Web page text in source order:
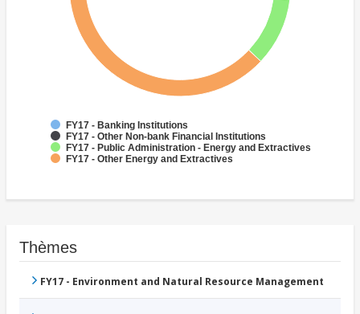
FY17 - Banking Institutions
FY17 - Other Non-bank Financial Institutions
FY17 - Public Administration - Energy and Extractives
FY17 - Other Energy and Extractives
Thèmes
FY17 - Environment and Natural Resource Management